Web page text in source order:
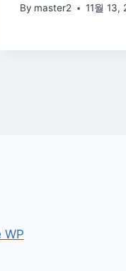
By master2 11월 13,
WP